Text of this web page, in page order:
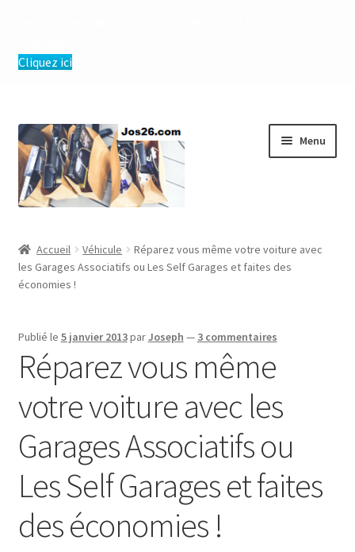
Cliquez ici
Aller
à
la
navigation
Aller
au
contenu
Menu
Conditions Générales de Vente et d’Utilisation
Accueil Véhicule
Réparez vous même votre voiture avec
les Garages Associatifs ou Les Self Garages et faites des
économies !
Publié le 5 janvier 2013parJoseph — 3 commentaires
Réparez vous même
votre voiture avec les
Garages Associatifs ou
Les Self Garages et faites
des économies !